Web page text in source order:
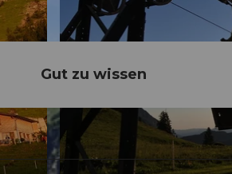
Gut zu wissen